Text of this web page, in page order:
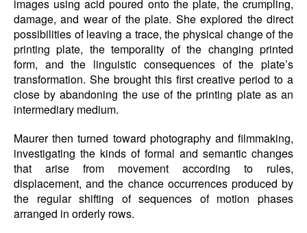
images using acid poured onto the plate, the crumpling,
damage, and wear of the plate. She explored the direct
possibilities of leaving a trace, the physical change of the
printing plate, the temporality of the changing printed
form, and the linguistic consequences of the plate’s
transformation. She brought this first creative period to a
close by abandoning the use of the printing plate as an
intermediary medium.
Maurer then turned toward photography and filmmaking,
investigating the kinds of formal and semantic changes
that arise from movement according to rules,
displacement, and the chance occurrences produced by
the regular shifting of sequences of motion phases
arranged in orderly rows.